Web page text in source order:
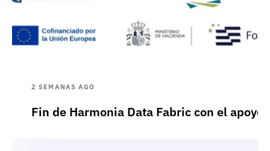
2 SEMANAS AGO
Fin de Harmonia Data Fabric con el apoyo